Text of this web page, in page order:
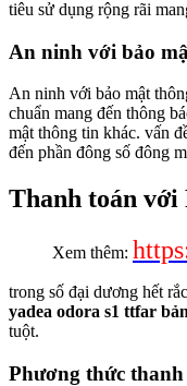
tiêu sử dụng rộng rãi
An ninh với bảo
An ninh với bảo mật
chuẩn mang đến thông
mật thông tin khác. vấn
đến phần đông số đông
Thanh toán với
Xem thêm:
trong số đại dương hết
yadea odora s1 ttfar
tuột.
Phương thức